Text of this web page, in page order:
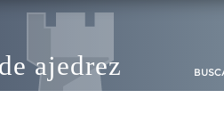
ajedrez